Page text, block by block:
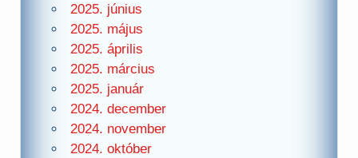
2025. június
2025. május
2025. április
2025. március
2025. január
2024. december
2024. november
2024. október